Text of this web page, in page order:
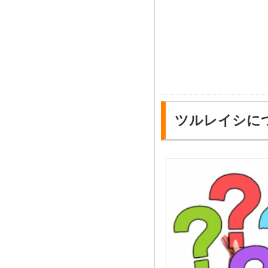
ツルレイシに